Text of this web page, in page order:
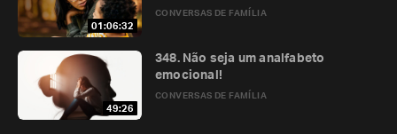
01:06:32
CONVERSAS DE FAMÍLIA
49:26
CONVERSAS DE FAMÍLIA
348. Não seja um analfabeto
emocional!